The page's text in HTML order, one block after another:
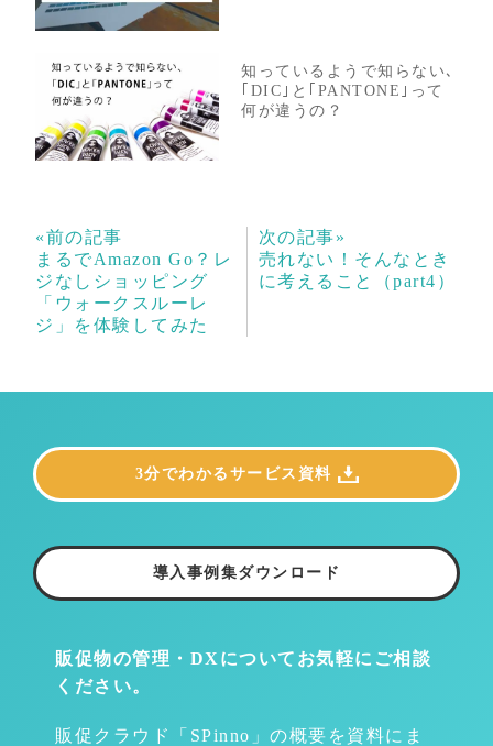
知っているようで知らない､
｢DIC｣と｢PANTONE｣って
何が違うの？
«前の記事
まるでAmazon Go？レ
ジなしショッピング
「ウォークスルーレ
ジ」を体験してみた
次の記事»
売れない！そんなとき
に考えること（part4）
販促物の管理・DXについて お気軽にご相談
ください。
販促クラウド「SPinno」の概要を資料にま
3分でわかるサービス資料
導入事例集ダウンロード